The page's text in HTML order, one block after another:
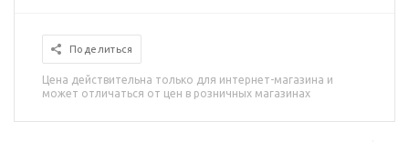
Поделиться
Цена действительна только для интернет-магазина и
может отличаться от цен в розничных магазинах